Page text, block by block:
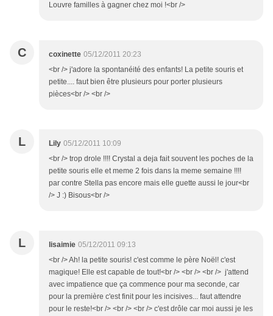
Louvre familles à gagner chez moi !<br />
C coxinette 05/12/2011 20:23
<br /> j'adore la spontanéité des enfants! La petite souris et
petite.... faut bien être plusieurs pour porter plusieurs
pièces<br /> <br />
L Lily 05/12/2011 10:09
<br /> trop drole !!!! Crystal a deja fait souvent les poches de la
petite souris elle et meme 2 fois dans la meme semaine !!!!
par contre Stella pas encore mais elle guette aussi le jour<br
/> J :) Bisous<br />
L lisaimie 05/12/2011 09:13
<br /> Ah! la petite souris! c'est comme le père Noël! c'est
magique! Elle est capable de tout!<br /> <br /> <br /> j'attend
avec impatience que ça commence pour ma seconde, car
pour la première c'est finit pour les incisives... faut attendre
pour le reste!<br /> <br /> <br /> c'est drôle car moi aussi je les